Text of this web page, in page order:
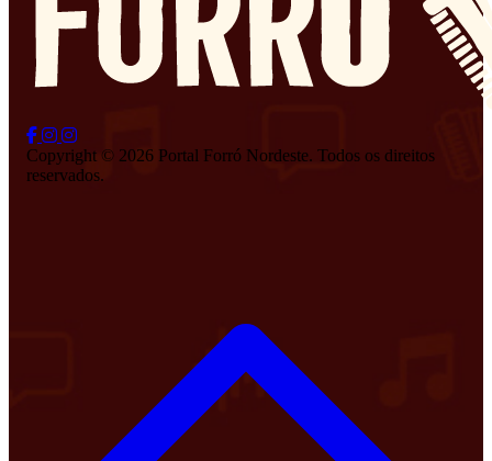
Copyright © 2026 Portal Forró Nordeste. Todos os direitos
reservados.